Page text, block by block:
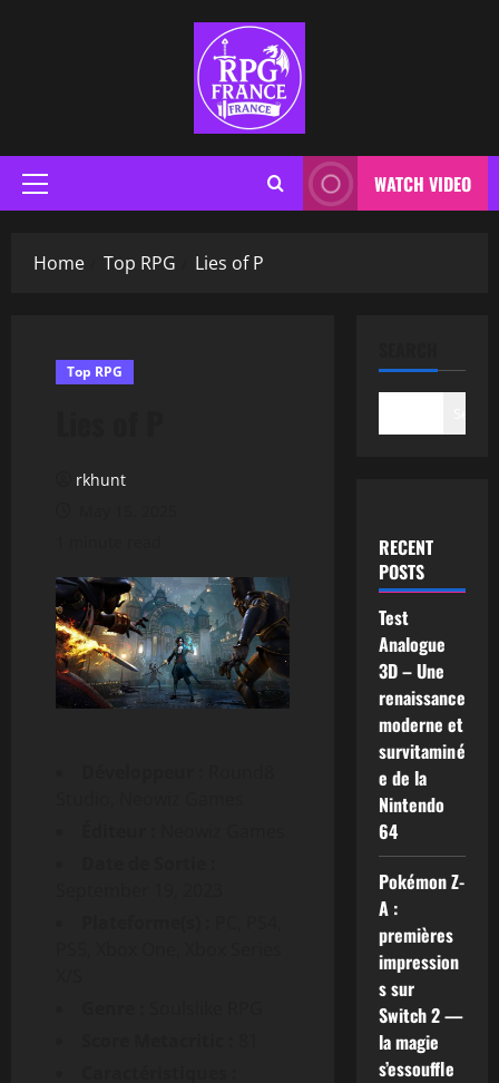
WATCH VIDEO
Home Top RPG Lies of P
Top RPG
rkhunt
RECENT
POSTS
Test
Analogue
3D – Une
renaissance
moderne et
survitaminé
e de la
Nintendo
64
Pokémon Z-
A :
premières
impression
s sur
Switch 2 —
la magie
s’essouffle